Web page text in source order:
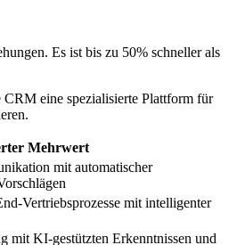
Es ist bis zu 50% schneller als
eine spezialisierte Plattform für
Mehrwert
mit automatischer
Vertriebsprozesse mit intelligenter
mit KI-gestützten Erkenntnissen und